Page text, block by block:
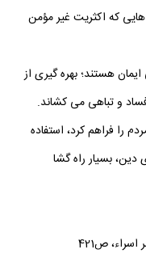
كه اكثريت غير مؤمن
ایمان هستند؛ بهره گیری از
فساد و تباهی می کشاند.
را فراهم کرد، استفاده
دین، بسیار راه گشا